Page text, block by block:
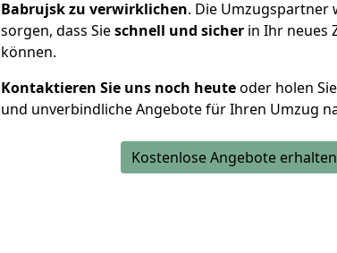
Babrujsk zu verwirklichen. Die Umzugspartner
sorgen, dass Sieschnell und sicher in Ihr neues
können.
Kontaktieren Sie uns noch heuteoder holen
und unverbindliche Angebote für Ihren Umzug
Kostenlose Angebote erhalten